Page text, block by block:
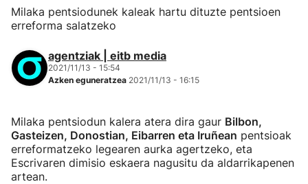
Milaka pentsiodunek kaleak hartu dituzte pentsioen
erreforma salatzeko
agentziak | eitb media
2021/11/13 - 15:54
Azken eguneratzea 2021/11/13 - 16:15
Milaka pentsiodun kalera atera dira gaur Bilbon,
Gasteizen, Donostian, Eibarren eta Iruñean pentsioak
erreformatzeko legearen aurka agertzeko, eta
Escrivaren dimisio eskaera nagusitu da aldarrikapenen
artean.